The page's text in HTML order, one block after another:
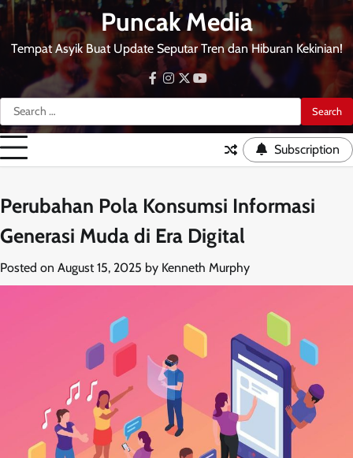
Skip
to
content
Puncak Media
Tempat Asyik Buat Update Seputar Tren dan Hiburan Kekinian!
Search
for:
facebook
instagram
twitteryoutube
Subscription
Perubahan Pola Konsumsi Informasi
Generasi Muda di Era Digital
Posted on August 15, 2025 by Kenneth Murphy